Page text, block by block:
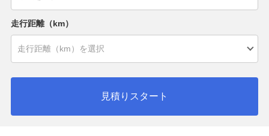
走行距離（km）
見積りスタート